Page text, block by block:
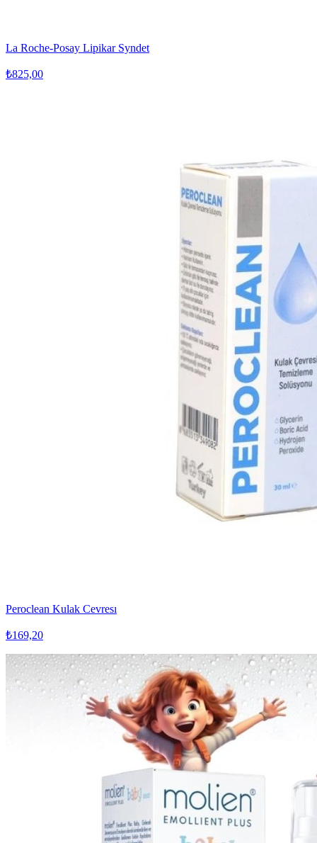
La Roche-Posay Lipikar Syndet
₺825,00
Peroclean Kulak Cevresı
₺169,20